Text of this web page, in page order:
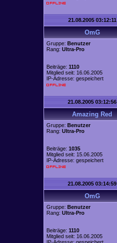
21.08.2005 03:12:11
OmG
Gruppe: Benutzer
Rang: Ultra-Pro
Beiträge: 1110
Mitglied seit: 16.06.2005
IP-Adresse: gespeichert
21.08.2005 03:12:56
Amazing Red
Gruppe: Benutzer
Rang: Ultra-Pro
Beiträge: 1035
Mitglied seit: 15.06.2005
IP-Adresse: gespeichert
21.08.2005 03:14:59
OmG
Gruppe: Benutzer
Rang: Ultra-Pro
Beiträge: 1110
Mitglied seit: 16.06.2005